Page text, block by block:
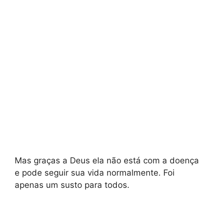
Mas graças a Deus ela não está com a doença
e pode seguir sua vida normalmente. Foi
apenas um susto para todos.